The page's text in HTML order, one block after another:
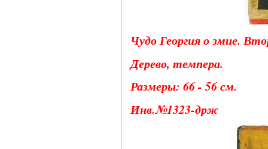
Чудо Георгия о змие.
Дерево, темпера.
Размеры: 66 - 56 см.
Инв.№1323-држ